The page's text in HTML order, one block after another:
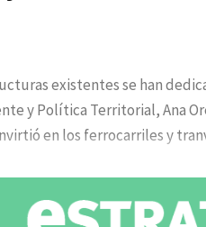
existentes se han
y Política Territorial, Ana
en los ferrocarriles y